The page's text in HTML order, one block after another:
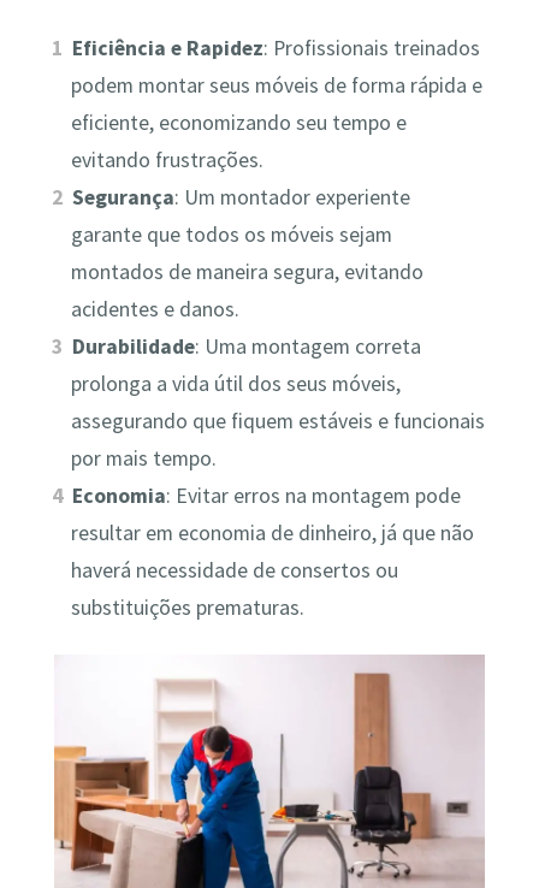
Eficiência e Rapidez: Profissionais treinados
podem montar seus móveis de forma rápida e
eficiente, economizando seu tempo e
evitando frustrações.
Segurança: Um montador experiente
garante que todos os móveis sejam
montados de maneira segura, evitando
acidentes e danos.
Durabilidade: Uma montagem correta
prolonga a vida útil dos seus móveis,
assegurando que fiquem estáveis e funcionais
por mais tempo.
Economia: Evitar erros na montagem pode
resultar em economia de dinheiro, já que não
haverá necessidade de consertos ou
substituições prematuras.